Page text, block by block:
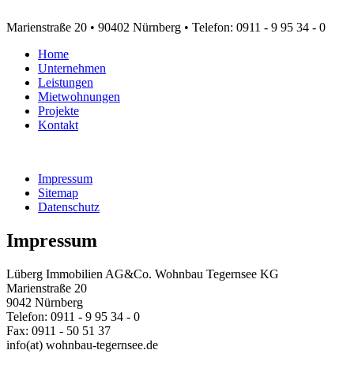
Marienstraße 20 • 90402 Nürnberg • Telefon: 0911 - 9 95 34 - 0
Home
Unternehmen
Leistungen
Mietwohnungen
Projekte
Kontakt
Impressum
Sitemap
Datenschutz
Impressum
Lüberg Immobilien AG&Co. Wohnbau Tegernsee KG
Marienstraße 20
9042 Nürnberg
Telefon: 0911 - 9 95 34 - 0
Fax: 0911 - 50 51 37
info(at) wohnbau-tegernsee.de